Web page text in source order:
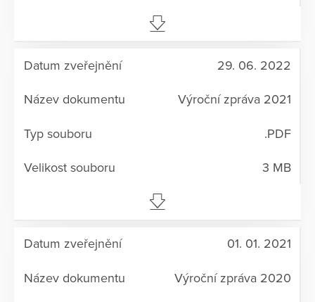
29. 06. 2022
Výroční zpráva 2021
.PDF
3 MB
01. 01. 2021
Výroční zpráva 2020